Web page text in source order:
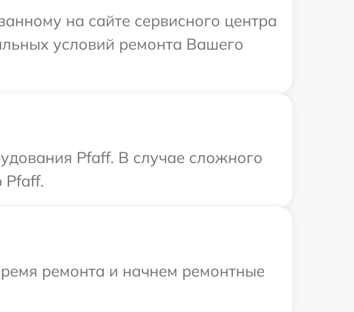
на сайте сервисного центра
условий ремонта Вашего
Pfaff. В случае сложного
Pfaff.
ремонта и начнем ремонтные